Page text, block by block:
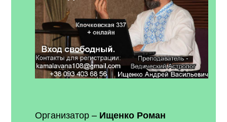
Организатор – Ищенко Роман